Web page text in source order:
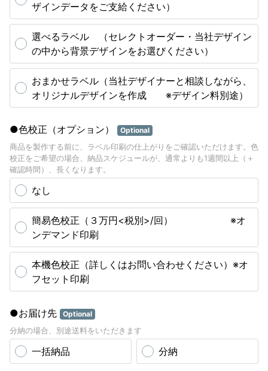
ザインデータをご支給ください）
選べるラベル （セレクトオーダー・当社デザイン
の中から背景デザインをお選びください）
おまかせラベル（当社デザイナーと相談しながら、
オリジナルデザインを作成 ※デザイン料別途）
●色校正（オプション） Optional
商品を製作する前に、ラベル印刷の仕上がりをご確認いただけます。色
校正をご希望の場合、納品スケジュールが、通常よりも1週間以上（＋
確認時間）、長くなります。
なし
簡易色校正（３万円<税別>/回） ※オ
ンデマンド印刷
本機色校正（詳しくはお問い合わせください）※オ
フセット印刷
●お届け先 Optional
分納の場合、別途送料をいただきます
一括納品 分納